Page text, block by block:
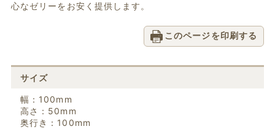
心なゼリーをお安く提供します。
このページを印刷する
サイズ
幅：100mm
高さ：50mm
奥行き：100mm